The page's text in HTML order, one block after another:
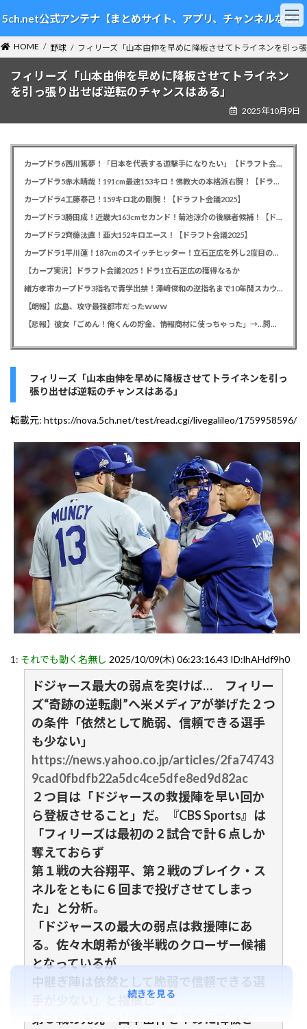
ン
テ
ン
ツ
ビ
ゲ
ー
シ
5ch.net公式アンテナ【まとめサイト、アプリ、チャンネルなど】
HOME 野球 フィリーズ「山本由伸を早めに降板させてトライネンを引っ
フィリーズ「山本由伸を早めに降板させてトライネン
を引っ張り出せば逆転のチャンスはある」
2025年10月9日
カープドラ6西川篤夢！「日本を代表する遊撃手になりたい」【ドラフト会議2025】
カープドラ5赤木晴哉！191cm最速153キロ！佛教大の本格派右腕！【ドラフト会議2025】
カープドラ4工藤泰己！159キロ北の剛腕！【ドラフト会議2025】
カープドラ3勝田成！近畿大163cmセカンド！菊池涼介の後継者候補！【ドラフト会議2025】
カープドラ2齊藤汰直！亜大152キロエース！【ドラフト会議2025】
カープドラ1平川蓮！187cmのスイッチヒッター！立石正広を外し2度目の重複も新井監督がクジを引き当てる！【ドラフト会議2025】
【カープ実況】ドラフト会議2025！ドラ1立石正広の獲得なるか
緒方孝市カープドラ3指名で青学出禁！澤﨑俊和の逆指名まで10年間スカウト出禁
【朗報】広島、攻守最強都市だったｗｗｗ
【悲報】彼女「ごめん！俺くんの貯金、情報商材に使っちゃった」→…問い詰めたらギャン泣きされたんだが俺が悪いのか？
フィリーズ「山本由伸を早めに降板させてトライネンを引っ
張り出せば逆転のチャンスはある」
転載元: https://nova.5ch.net/test/read.cgi/livegalileo/1759958596/
1: それでも動く名無し 2025/10/09(木) 06:23:16.43 ID:lhAHdf9h0
ドジャース最大の弱点を突けば… フィリー
ズ“奇跡の逆転劇”へ米メディアが挙げた２つ
の条件「依然として脆弱、信頼できる選手
も少ない」
https://news.yahoo.co.jp/articles/2fa74743
9cad0fbdfb22a5dc4ce5dfe8ed9d82ac
２つ目は「ドジャースの救援陣を早い回か
ら登板させること」だ。『CBS Sports』は
「フィリーズは最初の２試合で計６点しか
奪えておらず
第１戦の大谷翔平、第２戦のブレイク・ス
ネルをともに６回まで投げさせてしまっ
た」と分析。
「ドジャースの最大の弱点は救援陣にあ
る。佐々木朗希が後半戦のクローザー候補
となっているが
中継ぎ陣は依然として脆弱で信頼できる選
手が少ない」と指摘し
第３戦の先発・山本由伸を早めに降板さ
続きを見る